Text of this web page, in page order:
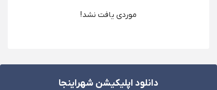
موردی یافت نشد!
دانلود اپلیکیشن شهراینجا